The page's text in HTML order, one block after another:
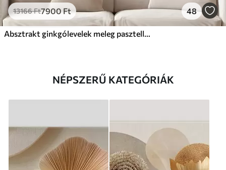
13166Ft7900Ft 48
Absztrakt ginkgólevelek meleg pasztell színekben
NÉPSZERŰ KATEGÓRIÁK